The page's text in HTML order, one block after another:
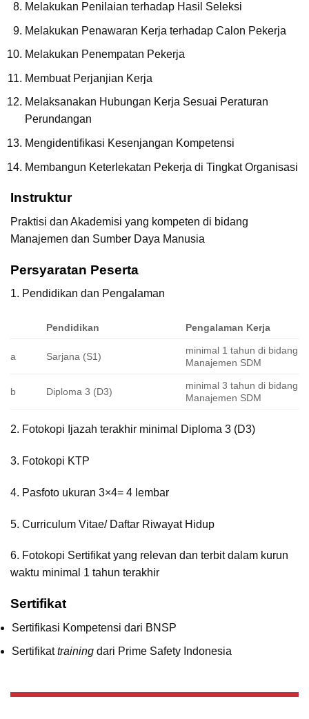
Melakukan Penilaian terhadap Hasil Seleksi
Melakukan Penawaran Kerja terhadap Calon Pekerja
Melakukan Penempatan Pekerja
Membuat Perjanjian Kerja
Melaksanakan Hubungan Kerja Sesuai Peraturan
Perundangan
Mengidentifikasi Kesenjangan Kompetensi
Membangun Keterlekatan Pekerja di Tingkat Organisasi
Instruktur
Praktisi dan Akademisi yang kompeten di bidang
Manajemen dan Sumber Daya Manusia
Persyaratan Peserta
1. Pendidikan dan Pengalaman
Pendidikan Pengalaman Kerja
a Sarjana (S1)
minimal 1 tahun di bidang
Manajemen SDM
b Diploma 3 (D3)
minimal 3 tahun di bidang
Manajemen SDM
2. Fotokopi Ijazah terakhir minimal Diploma 3 (D3)
3. Fotokopi KTP
4. Pasfoto ukuran 3×4= 4 lembar
5. Curriculum Vitae/ Daftar Riwayat Hidup
6. Fotokopi Sertifikat yang relevan dan terbit dalam kurun
waktu minimal 1 tahun terakhir
Sertifikat
Sertifikasi Kompetensi dari BNSP
Sertifikattrainingdari Prime Safety Indonesia